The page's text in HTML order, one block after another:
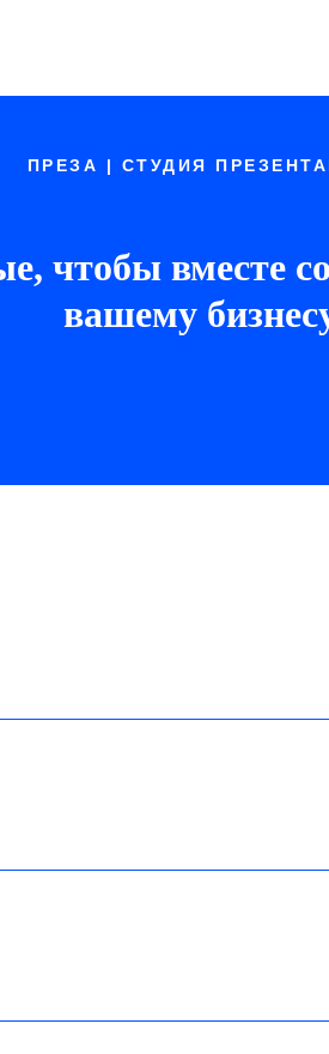
ПРЕЗА | СТУДИЯ
чтобы вместе
вашему